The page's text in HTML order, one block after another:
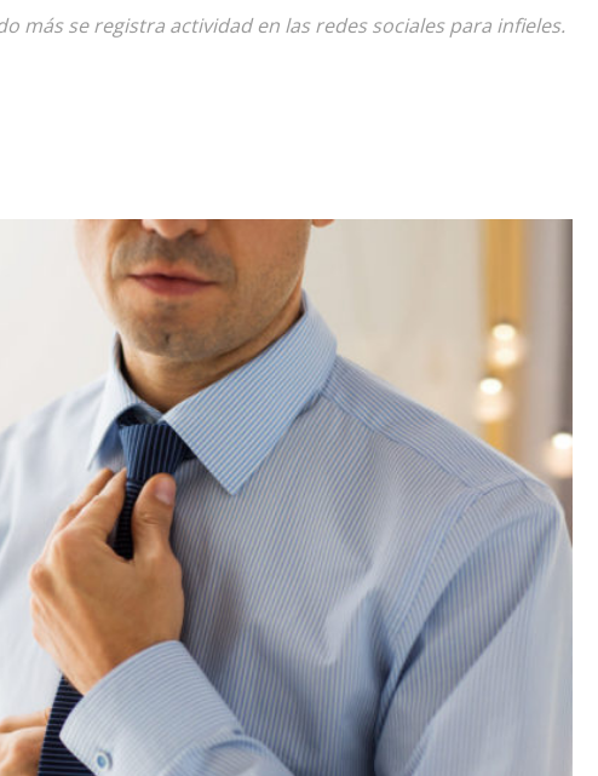
más se registra actividad en las redes sociales para infieles.